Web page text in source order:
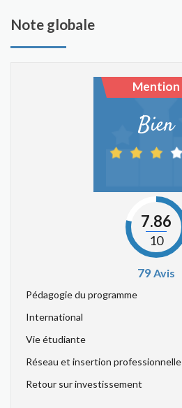
Note globale
Mention
Bien
7.86
10
79Avis
Pédagogie du programme
International
Vie étudiante
Réseau et insertion professionnelle
Retour sur investissement